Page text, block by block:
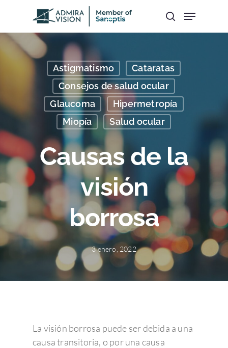
Hit enter to search or ESC to close
Astigmatismo
Cataratas
Consejos de salud ocular
Glaucoma
Hipermetropía
Miopía
Salud ocular
Causas de la
visión
borrosa
3 enero, 2022
La visión borrosa puede ser debida a una
causa transitoria, o por una causa